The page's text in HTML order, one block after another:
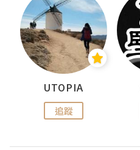
UTOPIA
追蹤